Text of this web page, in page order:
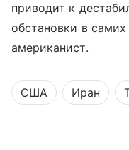
приводит к
обстановки в
американист.
США Иран